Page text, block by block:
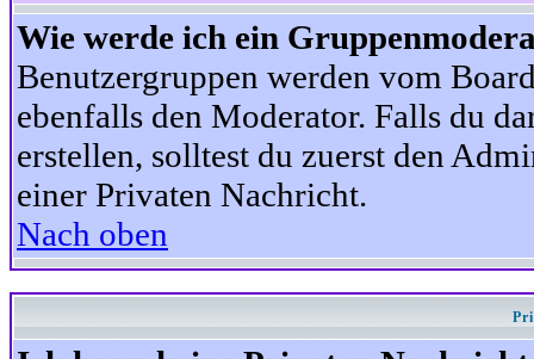
Wie werde ich ein
Benutzergruppen werden vom
ebenfalls den Moderator. Falls du
erstellen, solltest du zuerst den
einer Privaten Nachricht.
Nach oben